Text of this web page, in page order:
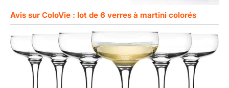
Avis sur ColoVie : lot de 6 verres à martini colorés